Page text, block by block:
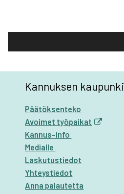
Kannuksen kaupunki
Päätöksenteko
Avoimet työpaikat
Kannus-info
Medialle
Laskutustiedot
Yhteystiedot
Anna palautetta